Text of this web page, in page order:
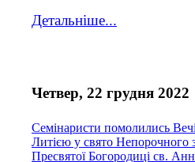
Детальніше...
Четвер, 22 грудня 2022
Семінаристи помолились
Литією у свято Непорочного
Пресвятої Богородиці св.